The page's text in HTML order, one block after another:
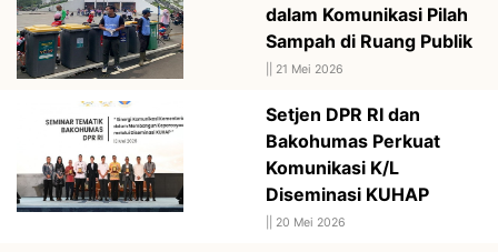
dalam Komunikasi Pilah
Sampah di Ruang Publik
21 Mei 2026
Setjen DPR RI dan
Bakohumas Perkuat
Komunikasi K/L
Diseminasi KUHAP
20 Mei 2026